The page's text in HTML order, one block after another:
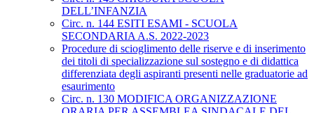
DELL’INFANZIA
Circ. n. 144 ESITI ESAMI - SCUOLA
SECONDARIA A.S. 2022-2023
Procedure di scioglimento delle riserve e di inserimento
dei titoli di specializzazione sul sostegno e di didattica
differenziata degli aspiranti presenti nelle graduatorie ad
esaurimento
Circ. n. 130 MODIFICA ORGANIZZAZIONE